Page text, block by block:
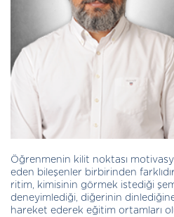
Öğrenmenin kilit noktası
eden bileşenler birbirinden
ritim, kimisinin görmek istediği
deneyimlediği, diğerinin
hareket ederek eğitim ortamları